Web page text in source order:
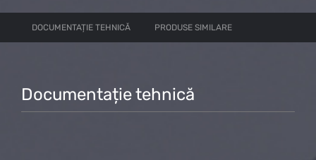
DOCUMENTAȚIE TEHNICĂ PRODUSE SIMILARE
Documentație tehnică